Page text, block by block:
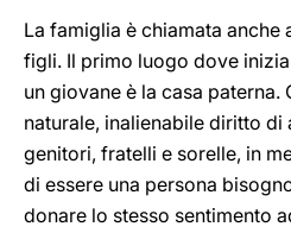
La famiglia è chiamata
figli. Il primo luogo dove
un giovane è la casa paterna.
naturale, inalienabile diritto
genitori, fratelli e sorelle, in
di essere una persona
donare lo stesso sentimento